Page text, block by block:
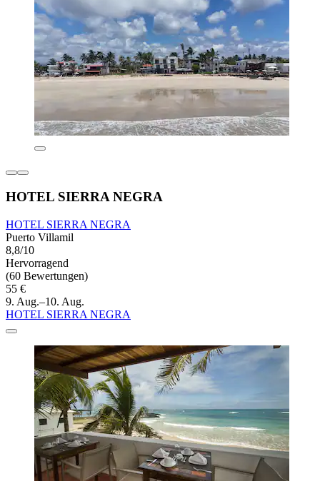
HOTEL SIERRA NEGRA
HOTEL SIERRA NEGRA
Puerto Villamil
8,8/10
Hervorragend
(60 Bewertungen)
55 €
9. Aug.–10. Aug.
HOTEL SIERRA NEGRA